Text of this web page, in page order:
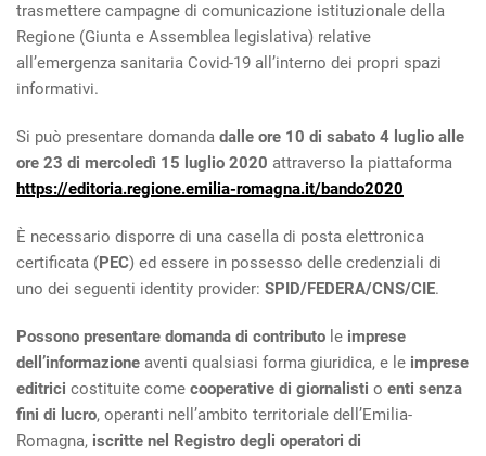
trasmettere campagne di comunicazione istituzionale della
Regione (Giunta e Assemblea legislativa) relative
all’emergenza sanitaria Covid-19 all’interno dei propri spazi
informativi.
Si può presentare domanda dalle ore 10 di sabato 4 luglio alle
ore 23 di mercoledì 15 luglio 2020 attraverso la piattaforma
https://editoria.regione.emilia-romagna.it/bando2020
È necessario disporre di una casella di posta elettronica
certificata (PEC) ed essere in possesso delle credenziali di
uno dei seguenti identity provider: SPID/FEDERA/CNS/CIE.
Possono presentare domanda di contributo le imprese
dell’informazione aventi qualsiasi forma giuridica, e le imprese
editrici costituite come cooperative di giornalisti o enti senza
fini di lucro, operanti nell’ambito territoriale dell’Emilia-
Romagna, iscritte nel Registro degli operatori di